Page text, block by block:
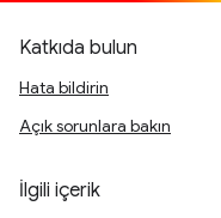
Katkıda bulun
Hata bildirin
Açık sorunlara bakın
İlgili içerik